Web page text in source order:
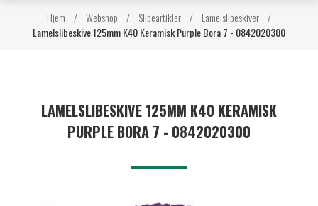
Hjem / Webshop / Slibeartikler / Lamelslibeskiver /
Lamelslibeskive 125mm K40 Keramisk Purple Bora 7 - 0842020300
LAMELSLIBESKIVE 125MM K40 KERAMISK
PURPLE BORA 7 - 0842020300